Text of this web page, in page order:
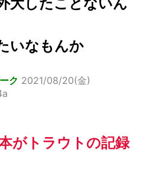
いなもんか
ク 2021/08/20(金)
がトラウトの記録